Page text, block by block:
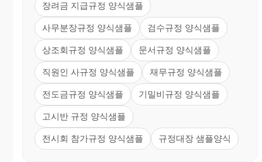
장려금 지급규정 양식샘플
사무분장규정 양식샘플 검수규정 양식샘플
상조회규정 양식샘플 문서규정 양식샘플
직원인 사규정 양식샘플 재무규정 양식샘플
전도금규정 양식샘플 기밀비규정 양식샘플
고시반 규정 양식샘플
전시회 참가규정 양식샘플 규정대장 샘플양식